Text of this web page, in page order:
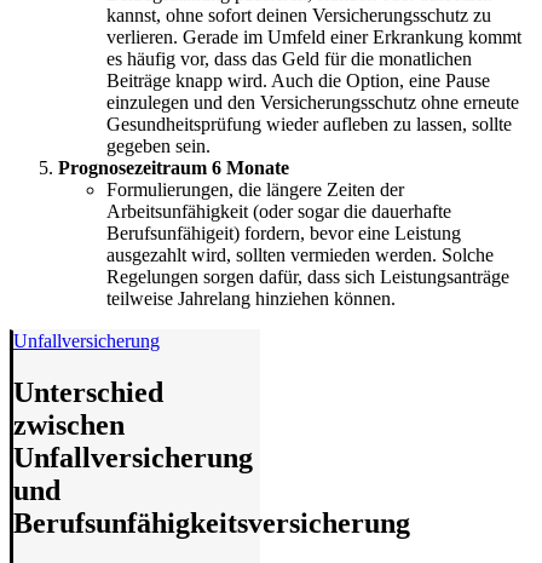
kannst, ohne sofort deinen Versicherungsschutz zu
verlieren. Gerade im Umfeld einer Erkrankung kommt
es häufig vor, dass das Geld für die monatlichen
Beiträge knapp wird. Auch die Option, eine Pause
einzulegen und den Versicherungsschutz ohne erneute
Gesundheitsprüfung wieder aufleben zu lassen, sollte
gegeben sein.
Prognosezeitraum 6 Monate
Formulierungen, die längere Zeiten der
Arbeitsunfähigkeit (oder sogar die dauerhafte
Berufsunfähigeit) fordern, bevor eine Leistung
ausgezahlt wird, sollten vermieden werden. Solche
Regelungen sorgen dafür, dass sich Leistungsanträge
teilweise Jahrelang hinziehen können.
Unfallversicherung
Unterschied
zwischen
Unfallversicherung
und
Berufsunfähigkeitsversicherung